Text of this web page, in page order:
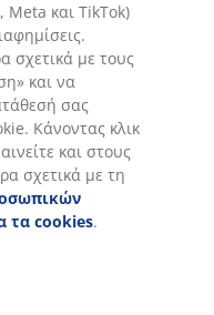
Meta και TikTok)
σχετικά με τους
και να
σας
Κάνοντας κλικ
και στους
σχετικά με τη
τα cookies.